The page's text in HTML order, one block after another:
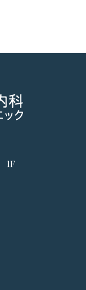
1F